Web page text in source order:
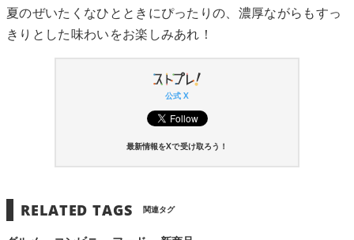
夏のぜいたくなひとときにぴったりの、濃厚ながらもすっ
きりとした味わいをお楽しみあれ！
公式 X
最新情報をXで受け取ろう！
RELATED TAGS 関連タグ